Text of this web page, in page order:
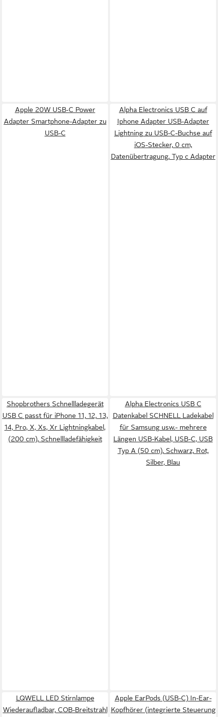
Apple 20W USB‑C Power
Adapter Smartphone-Adapter zu
USB-C
Alpha Electronics USB C auf
Iphone Adapter USB-Adapter
Lightning zu USB-C-Buchse auf
iOS-Stecker, 0 cm,
Datenübertragung, Typ c Adapter
Shopbrothers Schnellladegerät
USB C passt für iPhone 11, 12, 13,
14, Pro, X, Xs, Xr Lightningkabel,
(200 cm), Schnellladefähigkeit
Alpha Electronics USB C
Datenkabel SCHNELL Ladekabel
für Samsung usw.- mehrere
Längen USB-Kabel, USB-C, USB
Typ A (50 cm), Schwarz, Rot,
Silber, Blau
LQWELL LED Stirnlampe
Wiederaufladbar, COB-Breitstrahl
Apple EarPods (USB-C) In-Ear-
Kopfhörer (integrierte Steuerung